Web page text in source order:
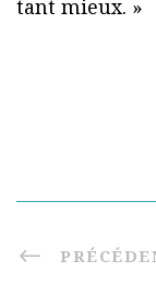
tant mieux. »